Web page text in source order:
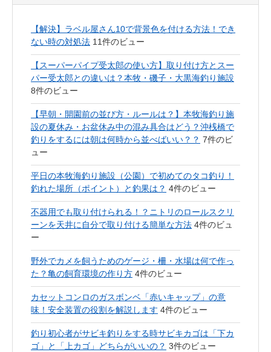
【解決】ラベル屋さん10で背景色を付ける方法！でき
ない時の対処法 11件のビュー
【スーパーパイプ受太郎の使い方】取り付け方とスー
パー受太郎との違いは？本牧・磯子・大黒海釣り施設
8件のビュー
【早朝・開園前の並び方・ルールは？】本牧海釣り施
設の夏休み・お盆休み中の混み具合はどう？沖桟橋で
釣りをするには朝は何時から並べばいい？？ 7件のビ
ュー
平日の本牧海釣り施設（公園）で初めてのタコ釣り！
釣れた場所（ポイント）と釣果は？ 4件のビュー
不器用でも取り付けられる！？ニトリのロールスクリ
ーンを天井に自分で取り付ける簡単な方法 4件のビュ
ー
野外でカメを飼うためのゲージ・柵・水場は何で作っ
た？亀の飼育環境の作り方 4件のビュー
カセットコンロのガスボンベ「赤いキャップ」の意
味！安全装置の役割を解説します 4件のビュー
釣り初心者がサビキ釣りをする時サビキカゴは「下カ
ゴ」と「上カゴ」どちらがいいの？ 3件のビュー